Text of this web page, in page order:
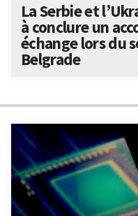
La Serbie et
à conclure un
échange lors du
Belgrade